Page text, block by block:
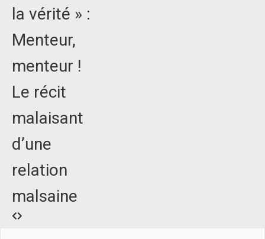
la vérité » :
Menteur,
menteur !
Le récit
malaisant
d’une
relation
malsaine